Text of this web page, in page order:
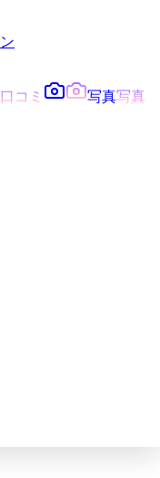
口コミ 写真写真